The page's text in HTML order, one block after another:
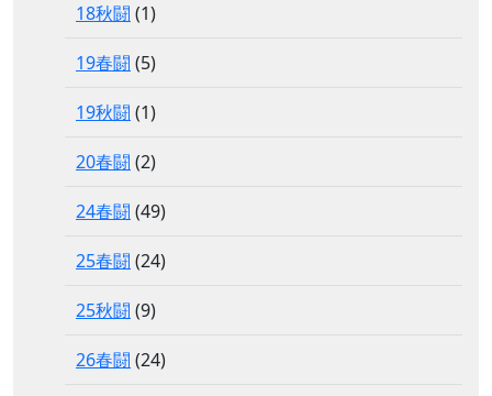
18秋闘 (1)
19春闘 (5)
19秋闘 (1)
20春闘 (2)
24春闘 (49)
25春闘 (24)
25秋闘 (9)
26春闘 (24)